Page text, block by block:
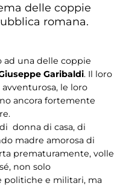
delle coppie
romana.
una delle coppie
Garibaldi. Il loro
le loro
ancora fortemente
donna di casa, di
madre amorosa di
prematuramente, volle
non solo
politiche e militari, ma